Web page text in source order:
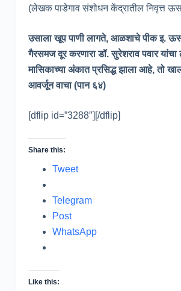
(लेखक पाडेगाव संशोधन केंद्रातील निवृत्त
उसाला खूप पाणी लागते, आळशाचे पीक इ.
गैरसमज दूर करणारा डॉ. सुरेशराव पवार
मासिकाच्या अंकात प्रसिद्ध झाला आहे, तो
आवर्जून वाचा (पान ६४)
[dflip id=”3288″][/dflip]
Share this:
Tweet
Telegram
Post
WhatsApp
Like this: